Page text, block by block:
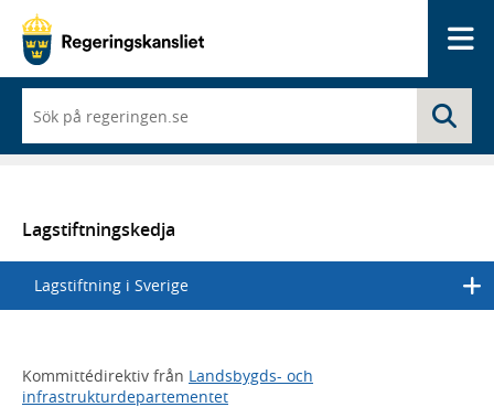
du
börjar
skriva
en
lista
med
sökförslag
Lagstiftningskedja
Lagstiftning i Sverige
Kommittédirektiv från Landsbygds- och
infrastrukturdepartementet